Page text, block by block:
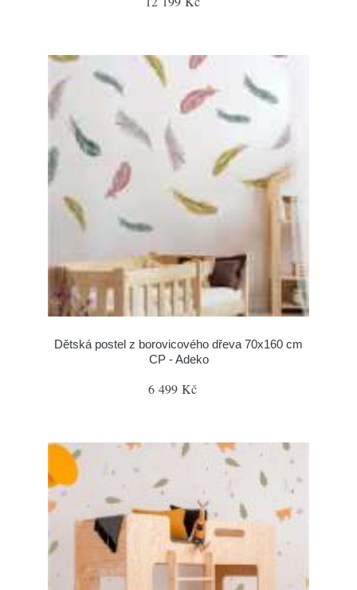
Dětská postel z borovicového dřeva 70x160 cm
CP - Adeko
6 499 Kč